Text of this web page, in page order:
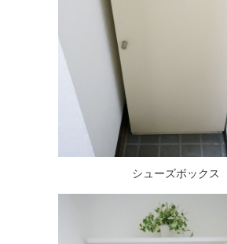
シューズボックス